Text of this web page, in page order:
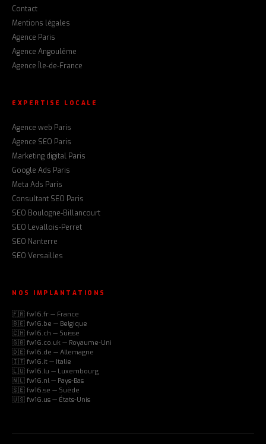
Contact
Mentions légales
Agence Paris
Agence Angoulême
Agence Île-de-France
EXPERTISE LOCALE
Agence web Paris
Agence SEO Paris
Marketing digital Paris
Google Ads Paris
Meta Ads Paris
Consultant SEO Paris
SEO Boulogne-Billancourt
SEO Levallois-Perret
SEO Nanterre
SEO Versailles
NOS IMPLANTATIONS
🇫🇷 fw16.fr — France
🇧🇪 fw16.be — Belgique
🇨🇭 fw16.ch — Suisse
🇬🇧 fw16.co.uk — Royaume-Uni
🇩🇪 fw16.de — Allemagne
🇮🇹 fw16.it — Italie
🇱🇺 fw16.lu — Luxembourg
🇳🇱 fw16.nl — Pays-Bas
🇸🇪 fw16.se — Suède
🇺🇸 fw16.us — États-Unis